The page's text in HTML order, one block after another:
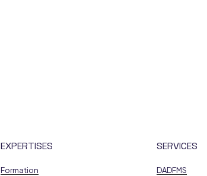
EXPERTISES
Formation
SERVICES
DADFMS